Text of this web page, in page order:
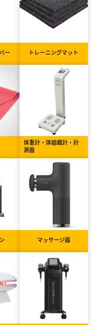
ー トレーニングマット
体重計・体組織計・計
測器
マッサージ器